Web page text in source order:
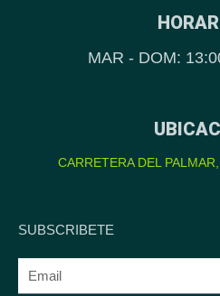
MAR - DOM:
CARRETERA DEL
SUBSCRIBETE